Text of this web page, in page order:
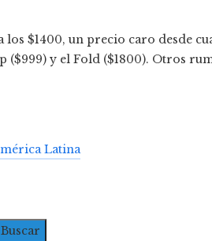
$1400, un precio caro desde
($999) y el Fold ($1800). Otros
Latina